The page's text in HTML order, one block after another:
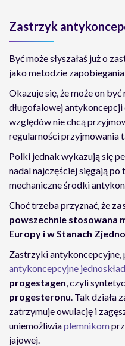
Zastrzyk
Być może słyszałaś już o
jako metodzie
Okazuje się, że może on
długofalowej
względów nie chcą
regularności przyjmowania
Polki jednak wykazują się
nadal najczęściej sięgają
mechaniczne środki
Choć trzeba przyznać, że
powszechnie stosowana
Europy i w Stanach
Zastrzyki antykoncepcyjne,
antykoncepcyjne
progestagen, czyli
progesteronu. Tak działa
zatrzymuje owulację i
uniemożliwiaplemnikom
jajowej.